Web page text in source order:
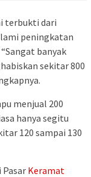
terbukti dari
peningkatan
banyak
sekitar 800
menjual 200
hanya segitu
120 sampai 130
Keramat